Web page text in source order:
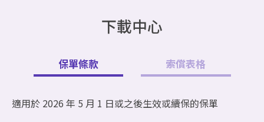
下載中心
保單條款 索償表格
適用於 2026 年 5 月 1 日或之後生效或續保的保單